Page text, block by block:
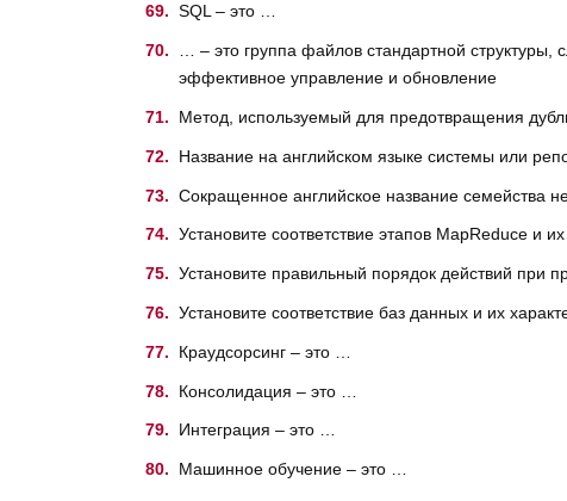
SQL – это …
… – это группа файлов стандартной структуры,
эффективное управление и обновление
Метод, используемый для предотвращения
Название на английском языке системы или
Сокращенное английское название семейства
Установите соответствие этапов MapReduce и
Установите правильный порядок действий при
Установите соответствие баз данных и их
Краудсорсинг – это …
Консолидация – это …
Интеграция – это …
Машинное обучение – это …